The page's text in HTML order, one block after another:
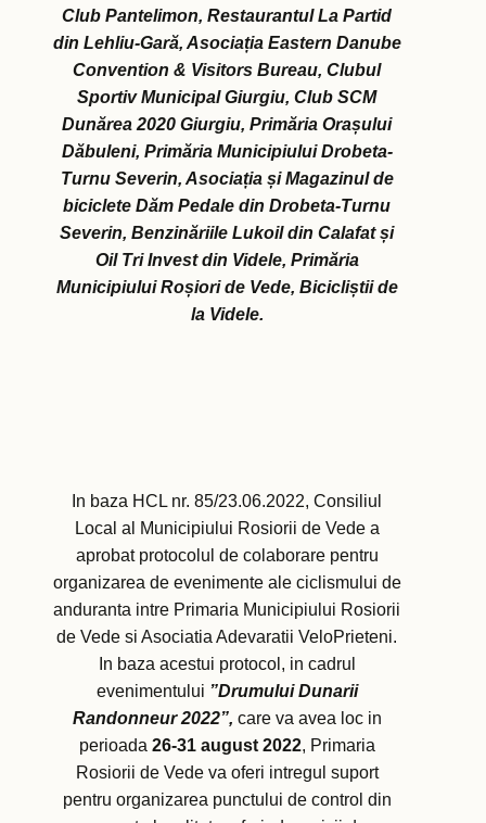
Club Pantelimon, Restaurantul La Partid
din Lehliu-Gară, Asociația Eastern Danube
Convention & Visitors Bureau, Clubul
Sportiv Municipal Giurgiu, Club SCM
Dunărea 2020 Giurgiu, Primăria Orașului
Dăbuleni, Primăria Municipiului Drobeta-
Turnu Severin, Asociația și Magazinul de
biciclete Dăm Pedale din Drobeta-Turnu
Severin, Benzinăriile Lukoil din Calafat și
Oil Tri Invest din Videle, Primăria
Municipiului Roșiori de Vede, Bicicliștii de
la Videle.
In baza HCL nr. 85/23.06.2022, Consiliul
Local al Municipiului Rosiorii de Vede a
aprobat protocolul de colaborare pentru
organizarea de evenimente ale ciclismului de
anduranta intre Primaria Municipiului Rosiorii
de Vede si Asociatia Adevaratii VeloPrieteni.
In baza acestui protocol, in cadrul
evenimentului ”Drumului Dunarii
Randonneur 2022”, care va avea loc in
perioada 26-31 august 2022, Primaria
Rosiorii de Vede va oferi intregul suport
pentru organizarea punctului de control din